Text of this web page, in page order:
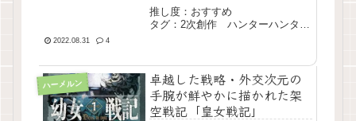
推し度：おすすめ
タグ：2次創作 ハンターハンタ
2022.08.31 4
ハーメルン
卓越した戦略・外交次元の
手腕が鮮やかに描かれた架
空戦記「皇女戦記」